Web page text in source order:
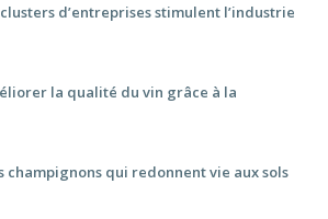
d’entreprises stimulent l’industrie
la qualité du vin grâce à la
champignons qui redonnent vie aux sols